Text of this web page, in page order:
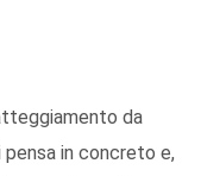
da
pensa in concreto e,